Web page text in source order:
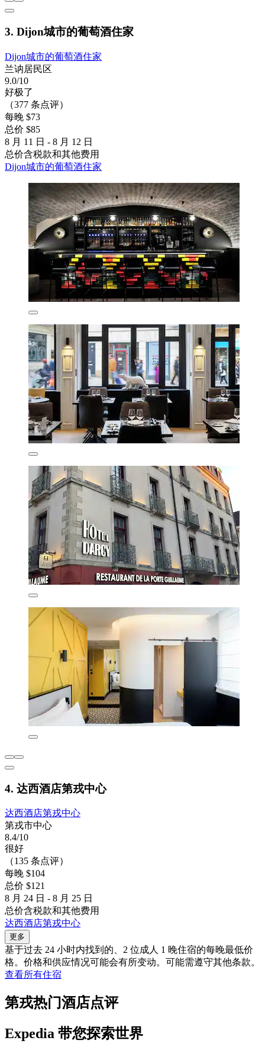
3. Dijon城市的葡萄酒住家
Dijon城市的葡萄酒住家
兰讷居民区
9.0/10
好极了
（377 条点评）
每晚 $73
总价 $85
8 月 11 日 - 8 月 12 日
总价含税款和其他费用
Dijon城市的葡萄酒住家
4. 达西酒店第戎中心
达西酒店第戎中心
第戎市中心
8.4/10
很好
（135 条点评）
每晚 $104
总价 $121
8 月 24 日 - 8 月 25 日
总价含税款和其他费用
达西酒店第戎中心
更多
基于过去 24 小时内找到的、2 位成人 1 晚住宿的每晚最低价
格。价格和供应情况可能会有所变动。可能需遵守其他条款。
查看所有住宿
第戎热门酒店点评
Expedia 带您探索世界